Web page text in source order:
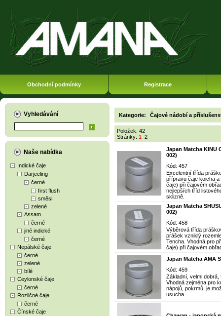
Obchodní podmínky Registrace
Vyhledávání
Naše nabídka
Indické čaje
Darjeeling
černé
first flush
směsi
zelené
Assam
černé
jiné indické
černé
Nepálské čaje
černé
zelené
bílé
Ceylonské čaje
černé
Rozličné čaje
černé
Čínské čaje
Kategorie: Čajové nádobí a
Položek: 42
Stránky: 1 2
Japan Matcha KINU
002)
Kód: 457
Excelentní třída
přípravu čaje koicha
čaje) při čajovém
nejlepších tříd
sklizně.
Japan Matcha
002)
Kód: 458
Výběrová třída
prášek vzniklý
Tencha. Vhodná pro
čaje) při čajovém
Japan Matcha AMA
Kód: 459
Základní, velmi
Vhodná zejména pro
nápojů, pokrmů, je
usucha.